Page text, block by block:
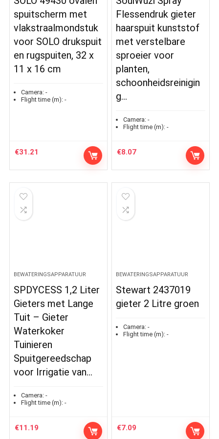
spuitscherm met
vlakstraalmondstuk
voor SOLO drukspuit
en rugspuiten, 32 x
11 x 16 cm
Camera: -
Flight time (m): -
€31.21
Flessendruk gieter
haarspuit kunststof
met verstelbare
sproeier voor
planten,
schoonheidsreinigin
g…
Camera: -
Flight time (m): -
€8.07
BEWATERINGSAPPARATUUR
SPDYCESS 1,2 Liter
Gieters met Lange
Tuit – Gieter
Waterkoker
Tuinieren
Spuitgereedschap
voor Irrigatie van…
Camera: -
Flight time (m): -
€11.19
BEWATERINGSAPPARATUUR
Stewart 2437019
gieter 2 Litre groen
Camera: -
Flight time (m): -
€7.09